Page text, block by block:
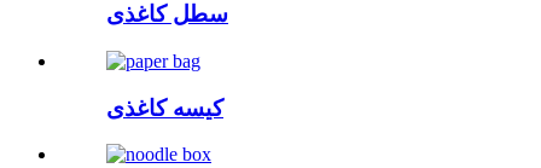
سطل کاغذی
کیسه کاغذی